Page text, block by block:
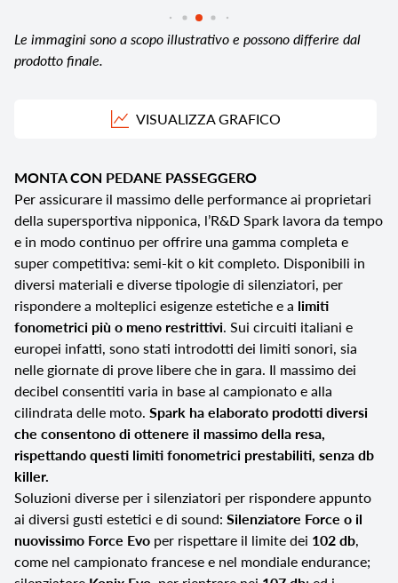
Le immagini sono a scopo illustrativo e possono differire dal
prodotto finale.
VISUALIZZA GRAFICO
MONTA CON PEDANE PASSEGGERO
Per assicurare il massimo delle performance ai proprietari
della supersportiva nipponica, l’R&D Spark lavora da tempo
e in modo continuo per offrire una gamma completa e
super competitiva: semi-kit o kit completo. Disponibili in
diversi materiali e diverse tipologie di silenziatori, per
rispondere a molteplici esigenze estetiche e a limiti
fonometrici più o meno restrittivi. Sui circuiti italiani e
europei infatti, sono stati introdotti dei limiti sonori, sia
nelle giornate di prove libere che in gara. Il massimo dei
decibel consentiti varia in base al campionato e alla
cilindrata delle moto. Spark ha elaborato prodotti diversi
che consentono di ottenere il massimo della resa,
rispettando questi limiti fonometrici prestabiliti, senza db
killer.
Soluzioni diverse per i silenziatori per rispondere appunto
ai diversi gusti estetici e di sound: Silenziatore Force o il
nuovissimo Force Evo per rispettare il limite dei 102 db,
come nel campionato francese e nel mondiale endurance;